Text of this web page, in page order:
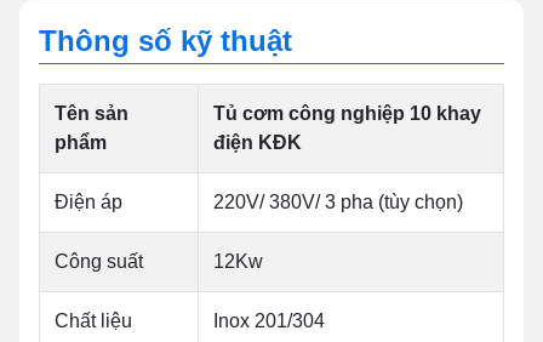
Thông số kỹ thuật
Tên sản
phẩm
Tủ cơm công nghiệp 10 khay
điện KĐK
Điện áp 220V/ 380V/ 3 pha (tùy chọn)
Công suất 12Kw
Chất liệu Inox 201/304